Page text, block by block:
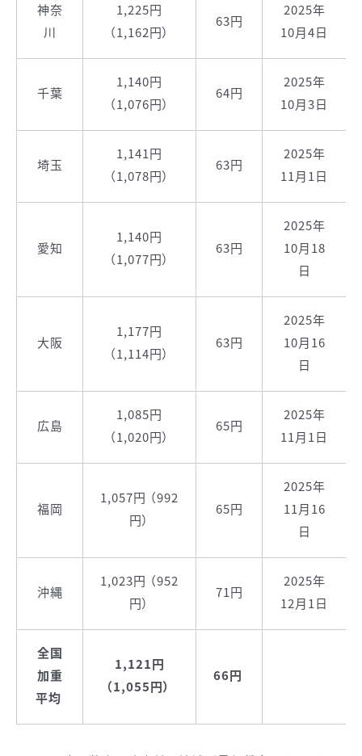
神奈
川
1,225円
（1,162円）
63円
2025年
10月4日
千葉
1,140円
（1,076円）
64円
2025年
10月3日
埼玉
1,141円
（1,078円）
63円
2025年
11月1日
愛知
1,140円
（1,077円）
63円
2025年
10月18
日
大阪
1,177円
（1,114円）
63円
2025年
10月16
日
広島
1,085円
（1,020円）
65円
2025年
11月1日
福岡
1,057円 （992
円）
65円
2025年
11月16
日
沖縄
1,023円 （952
円）
71円
2025年
12月1日
全国
加重
平均
1,121円
（1,055円）
66円